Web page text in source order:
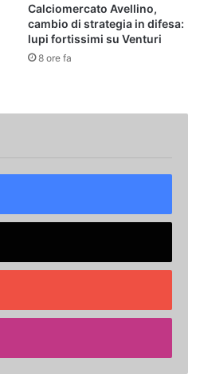
Calciomercato Avellino,
cambio di strategia in difesa:
lupi fortissimi su Venturi
8 ore fa